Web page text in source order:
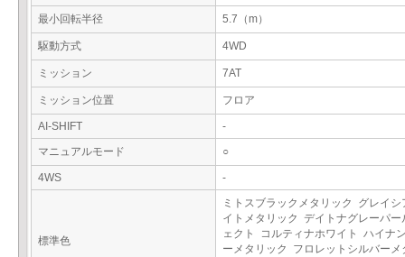
最小回転半径 5.7（m）
駆動方式 4WD
ミッション 7AT
ミッション位置 フロア
AI-SHIFT
-
マニュアルモード
○
4WS -
標準色
ミトスブラックメタリック グレイシ
イトメタリック デイトナグレーパー
ェクト コルティナホワイト ハイナ
ーメタリック フロレットシルバーメ